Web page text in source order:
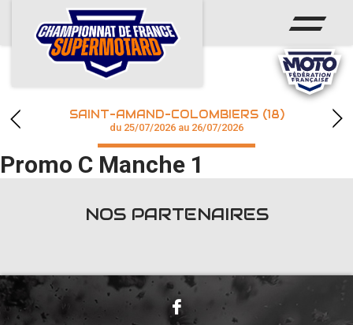
ACCUEIL
ACTUS
CALENDRIER
CHAMPIONNAT
RÉSULTATS
SAINT-AMAND-COLOMBIERS (18)
du 25/07/2026 au 26/07/2026
Promo C Manche 1
NOS PARTENAIRES